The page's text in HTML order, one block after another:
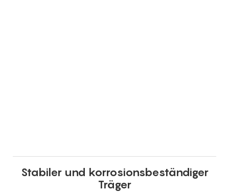
Stabiler und korrosionsbeständiger
Träger